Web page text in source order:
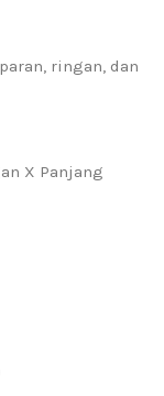
ringan, dan
X Panjang